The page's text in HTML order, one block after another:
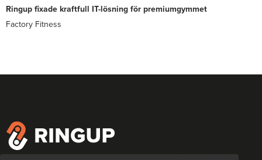
Ringup fixade kraftfull IT-lösning för premiumgymmet
Factory Fitness